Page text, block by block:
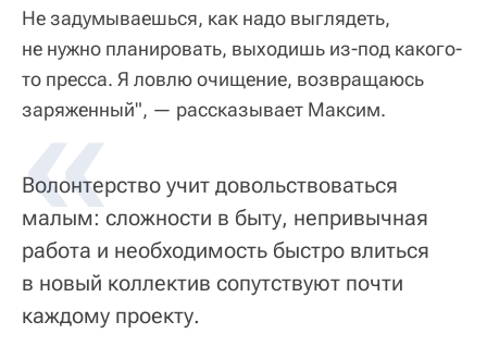
Не задумываешься, как надо выглядеть,
не нужно планировать, выходишь из-под какого-
то пресса. Я ловлю очищение, возвращаюсь
заряженный", — рассказывает Максим.
Волонтерство учит довольствоваться
малым: сложности в быту, непривычная
работа и необходимость быстро влиться
в новый коллектив сопутствуют почти
каждому проекту.